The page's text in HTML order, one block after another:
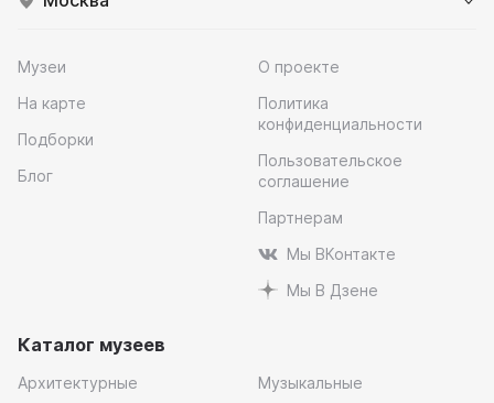
Музеи
На карте
Подборки
Блог
О проекте
Политика
конфиденциальности
Пользовательское
соглашение
Партнерам
Мы ВКонтакте
Мы В Дзене
Каталог музеев
Архитектурные Музыкальные